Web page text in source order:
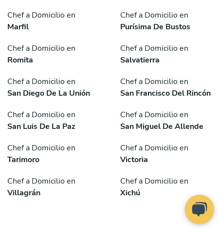
Chef a Domicilio en
Marfil
Chef a Domicilio en
Purísima De Bustos
Chef a Domicilio en
Romita
Chef a Domicilio en
Salvatierra
Chef a Domicilio en
San Diego De La Unión
Chef a Domicilio en
San Francisco Del Rincón
Chef a Domicilio en
San Luis De La Paz
Chef a Domicilio en
San Miguel De Allende
Chef a Domicilio en
Tarimoro
Chef a Domicilio en
Victoria
Chef a Domicilio en
Villagrán
Chef a Domicilio en
Xichú